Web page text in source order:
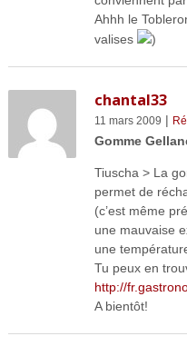
Ahhh le
valises
)
chantal33
11 mars 2009 |
Gomme
Tiuscha > La
permet de
(c’est même
une mauvaise
une
Tu peux en
http://
A bientôt!